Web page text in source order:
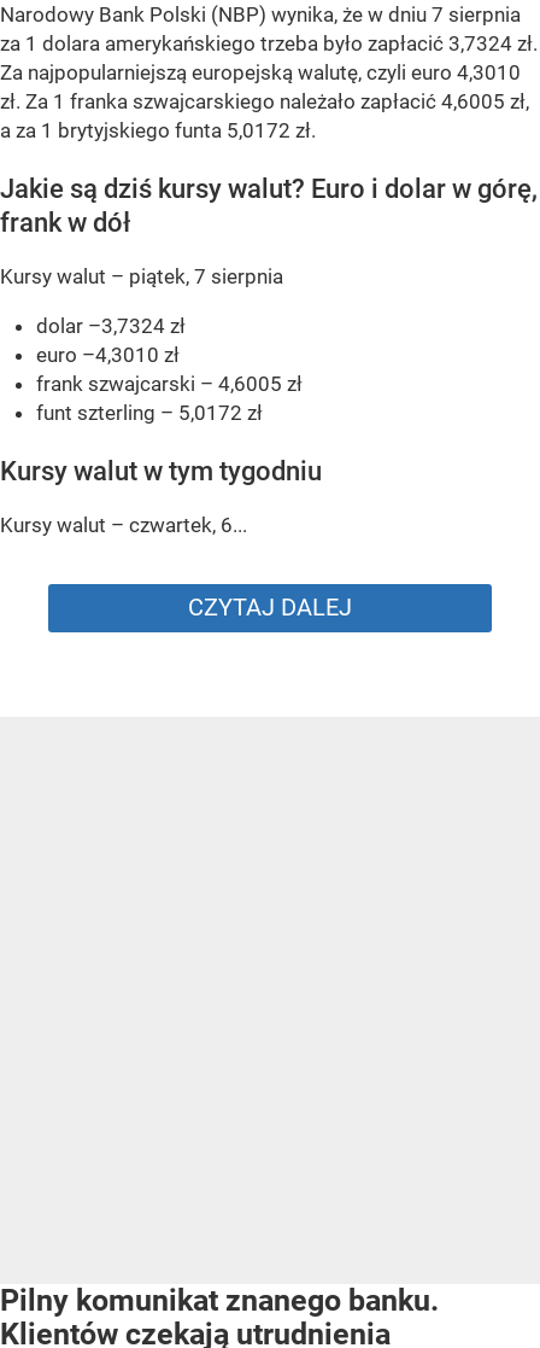
Narodowy Bank Polski (NBP) wynika, że w dniu 7 sierpnia
za 1 dolara amerykańskiego trzeba było zapłacić 3,7324 zł.
Za najpopularniejszą europejską walutę, czyli euro 4,3010
zł. Za 1 franka szwajcarskiego należało zapłacić 4,6005 zł,
a za 1 brytyjskiego funta 5,0172 zł.
Jakie są dziś kursy walut? Euro i dolar w górę,
frank w dół
Kursy walut – piątek, 7 sierpnia
dolar –3,7324 zł
euro –4,3010 zł
frank szwajcarski – 4,6005 zł
funt szterling – 5,0172 zł
Kursy walut w tym tygodniu
Kursy walut – czwartek, 6...
CZYTAJ DALEJ
Pilny komunikat znanego banku.
Klientów czekają utrudnienia